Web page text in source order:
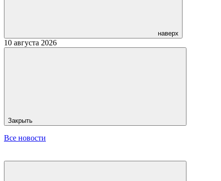
наверх
10 августа 2026
Закрыть
Все новости